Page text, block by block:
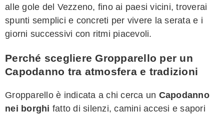
alle gole del Vezzeno, fino ai paesi vicini, troverai
spunti semplici e concreti per vivere la serata e i
giorni successivi con ritmi piacevoli.
Perché scegliere Gropparello per un
Capodanno tra atmosfera e tradizioni
Gropparello è indicata a chi cerca un Capodanno
nei borghi fatto di silenzi, camini accesi e sapori